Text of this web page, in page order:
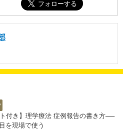
ト付き】理学療法 症例報告の書き方──
を現場で使う